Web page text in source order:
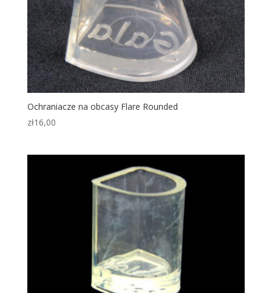
Ochraniacze na obcasy Flare Rounded
zł16,00